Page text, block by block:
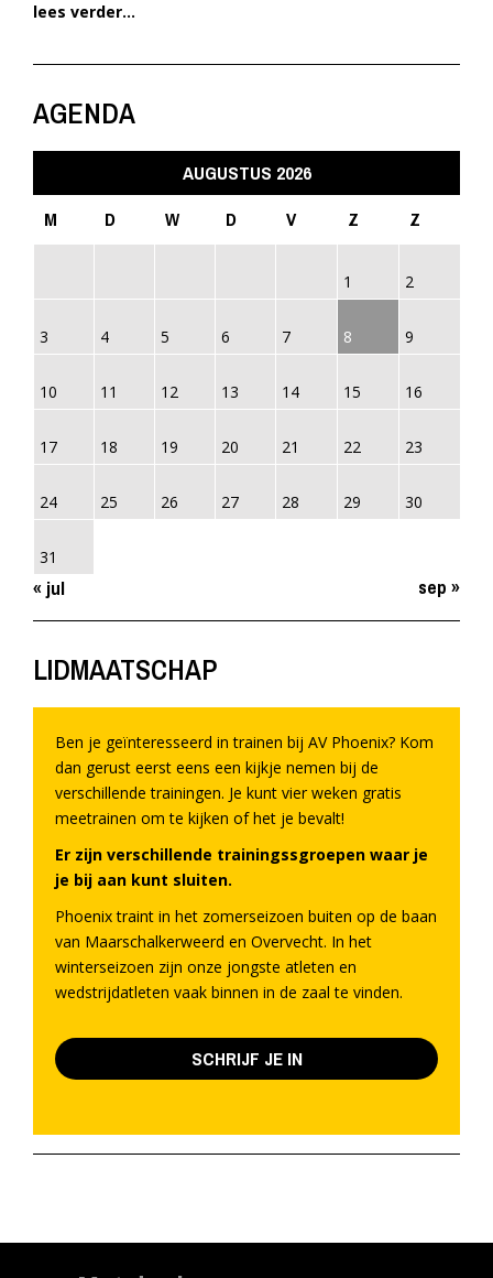
lees verder...
AGENDA
AUGUSTUS 2026
M
D W D V Z Z
1 2
3 4 5 6 7 8 9
10 11 12 13 14 15 16
17 18 19 20 21 22 23
24 25 26 27 28 29 30
31
« jul sep »
LIDMAATSCHAP
Ben je geïnteresseerd in trainen bij AV Phoenix? Kom
dan gerust eerst eens een kijkje nemen bij de
verschillende trainingen. Je kunt vier weken gratis
meetrainen om te kijken of het je bevalt!
Er zijn verschillende trainingssgroepen waar je
je bij aan kunt sluiten.
Phoenix traint in het zomerseizoen buiten op de baan
van Maarschalkerweerd en Overvecht. In het
winterseizoen zijn onze jongste atleten en
wedstrijdatleten vaak binnen in de zaal te vinden.
SCHRIJF JE IN